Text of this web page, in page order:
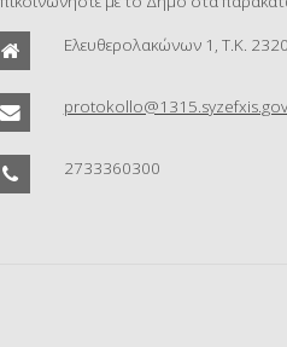
Ελευθερολακώνων 1, Τ.Κ.
2733360300